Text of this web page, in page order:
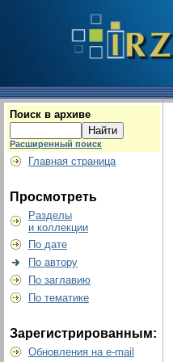
Поиск в архиве
Расширенный поиск
Главная страница
Просмотреть
Разделы
и коллекции
По дате
По автору
По заглавию
По тематике
Зарегистрированным:
Обновления на e-mail